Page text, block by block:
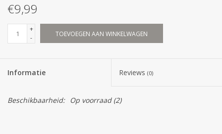
€9,99
+
-
TOEVOEGEN AAN WINKELWAGEN
Informatie Reviews (0)
Beschikbaarheid: Op voorraad(2)